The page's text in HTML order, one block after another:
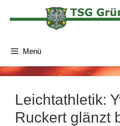
springen
Menü
Leichtathletik:
Ruckert glänzt